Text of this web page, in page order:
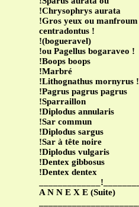
!Chrysophrys aurata
!Gros yeux ou manfroum
centradontus !
!(bogueravel)
!ou Pagellus bogaraveo !
!Boops boops
!Marbré
!Lithognathus mornyrus !
!Pagrus pagrus pagrus
!Sparraillon
!Diplodus annularis
!Sar commun
!Diplodus sargus
!Sar à tête noire
!Diplodus vulgaris
!Dentex gibbosus
!Dentex dentex
A N N E X E (Suite)